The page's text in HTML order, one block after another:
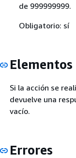
de 999999999.
Obligatorio: sí
Si la acción se
devuelve una
vacío.
Errores